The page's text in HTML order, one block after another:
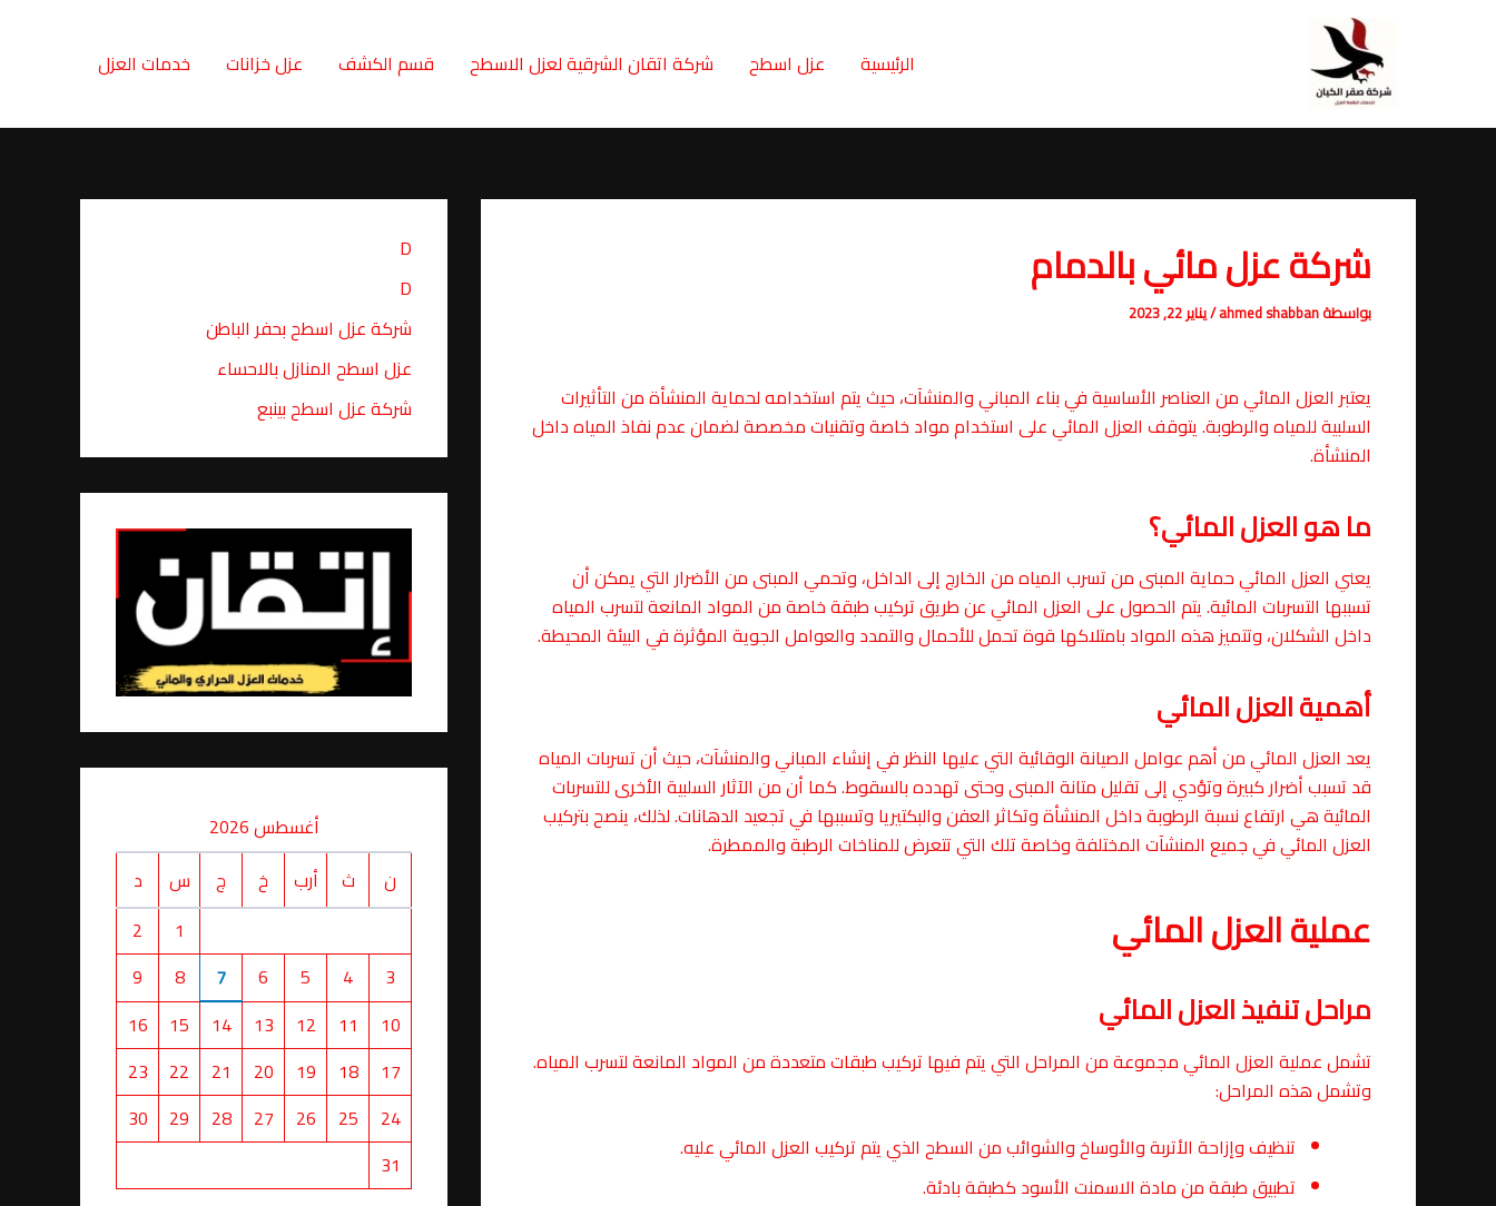
الرئيسية عزل اسطح شركة اتقان الشرقية لعزل الاسطح قسم الكشف عزل خزانات خدمات العزل
شركة عزل مائي بالدمام
بواسطةahmed shabban
/يناير 22, 2023
يعتبر العزل المائي من العناصر الأساسية في بناء المباني والمنشآت، حيث يتم استخدامه لحماية المنشأة من التأثيرات
السلبية للمياه والرطوبة. يتوقف العزل المائي على استخدام مواد خاصة وتقنيات مخصصة لضمان عدم نفاذ المياه داخل
المنشأة.
ما هو العزل المائي؟
يعني العزل المائي حماية المبنى من تسرب المياه من الخارج إلى الداخل، وتحمي المبنى من الأضرار التي يمكن أن
تسببها التسربات المائية. يتم الحصول على العزل المائي عن طريق تركيب طبقة خاصة من المواد المانعة لتسرب المياه
داخل الشكلان، وتتميز هذه المواد بامتلاكها قوة تحمل للأحمال والتمدد والعوامل الجوية المؤثرة في البيئة المحيطة.
أهمية العزل المائي
يعد العزل المائي من أهم عوامل الصيانة الوقائية التي عليها النظر في إنشاء المباني والمنشآت، حيث أن تسربات المياه
قد تسبب أضرار كبيرة وتؤدي إلى تقليل متانة المبنى وحتى تهدده بالسقوط. كما أن من الآثار السلبية الأخرى للتسربات
المائية هي ارتفاع نسبة الرطوبة داخل المنشأة وتكاثر العفن والبكتيريا وتسببها في تجعيد الدهانات. لذلك، ينصح بتركيب
العزل المائي في جميع المنشآت المختلفة وخاصة تلك التي تتعرض للمناخات الرطبة والممطرة.
عملية العزل المائي
مراحل تنفيذ العزل المائي
تشمل عملية العزل المائي مجموعة من المراحل التي يتم فيها تركيب طبقات متعددة من المواد المانعة لتسرب المياه.
وتشمل هذه المراحل:
تنظيف وإزاحة الأتربة والأوساخ والشوائب من السطح الذي يتم تركيب العزل المائي عليه.
تطبيق طبقة من مادة الاسمنت الأسود كطبقة بادئة.
navigation
D
D
شركة عزل اسطح بحفر الباطن
عزل اسطح المنازل بالاحساء
شركة عزل اسطح بينبع
أغسطس 2026
ن
ث أرب خ ج س
د
1
2
3
4
5
6
7
8
9
10
11
12
13
14
15
16
17
18
19
20
21
22
23
24
25
26
27
28
29
30
31